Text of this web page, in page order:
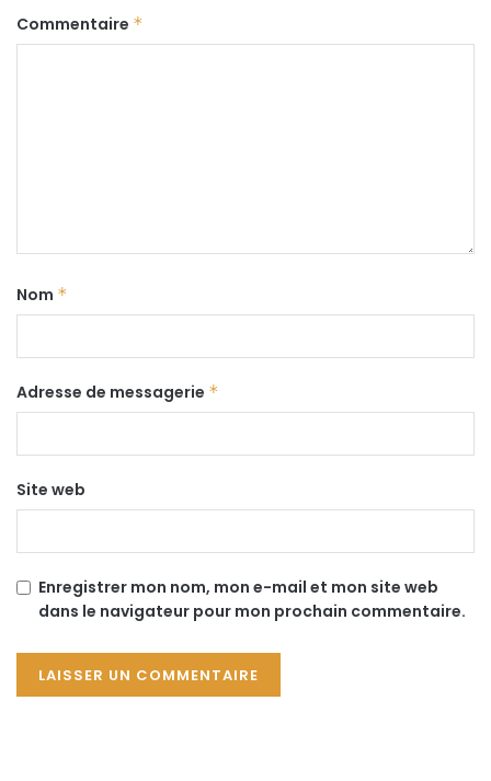
Commentaire *
Nom *
Adresse de messagerie *
Site web
Enregistrer mon nom, mon e-mail et mon site web
dans le navigateur pour mon prochain commentaire.